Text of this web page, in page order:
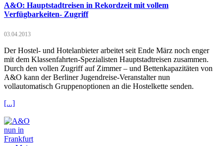
A&O: Hauptstadtreisen in Rekordzeit mit vollem
Verfügbarkeiten- Zugriff
03.04.2013
Der Hostel- und Hotelanbieter arbeitet seit Ende März noch enger
mit dem Klassenfahrten-Spezialisten Hauptstadtreisen zusammen.
Durch den vollen Zugriff auf Zimmer – und Bettenkapazitäten von
A&O kann der Berliner Jugendreise-Veranstalter nun
vollautomatisch Gruppenoptionen an die Hostelkette senden.
[...]